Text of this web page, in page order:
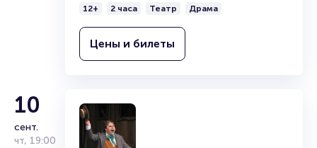
12+ 2 часа Театр Драма
Цены и билеты
10
сент.
чт, 19:00